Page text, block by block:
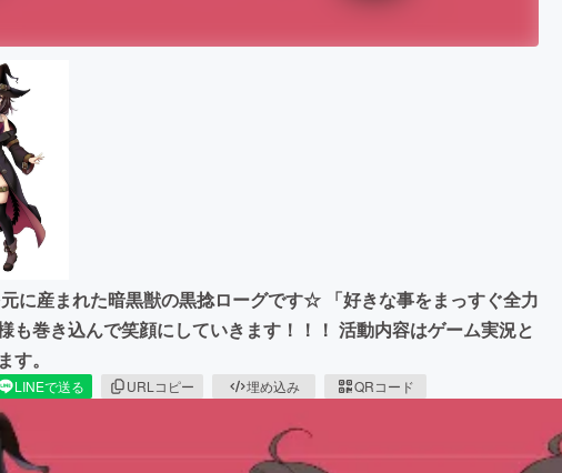
に産まれた暗黒獣の黒捻ローグです☆ 「好きな事をまっすぐ全力
も巻き込んで笑顔にしていきます！！！ 活動内容はゲーム実況と
。
LINEで送る URLコピー 埋め込み QRコード